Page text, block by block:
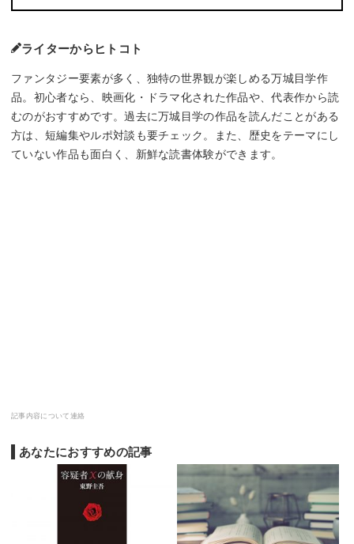
ライターからヒトコト
ファンタジー要素が多く、独特の世界観が楽しめる万城目学作
品。初心者なら、映画化・ドラマ化された作品や、代表作から読
むのがおすすめです。過去に万城目学の作品を読んだことがある
方は、短編集やルポ対談も要チェック。また、歴史をテーマにし
ていない作品も面白く、新鮮な読書体験ができます。
記事内容について連絡
あなたにおすすめの記事